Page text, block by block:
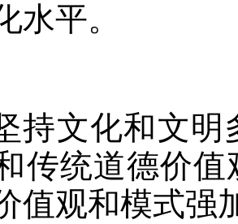
水平。
持文化和文
传统道德价
值观和模式强